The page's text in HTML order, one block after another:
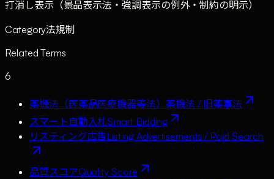
打消し表示（景品表示法・強調表示の例外・制約の明示）
Category法規制
Related Terms
6
薬機法（医薬品医療機器等法） 薬機法 / 旧薬事法
スマート自動入札Smart Bidding
リスティング広告Listing Advertisements / Paid Search
品質スコアQuality Score